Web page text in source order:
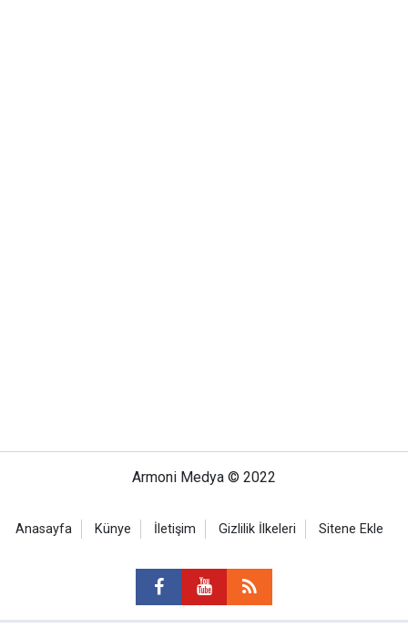
Armoni Medya © 2022
Anasayfa Künye İletişim Gizlilik İlkeleri Sitene Ekle